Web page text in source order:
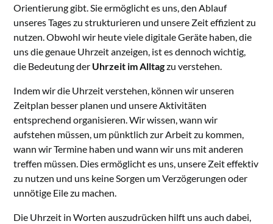
Orientierung gibt. Sie ermöglicht es uns, den Ablauf
unseres Tages zu strukturieren und unsere Zeit effizient zu
nutzen. Obwohl wir heute viele digitale Geräte haben, die
uns die genaue Uhrzeit anzeigen, ist es dennoch wichtig,
die Bedeutung der Uhrzeit im Alltagzu verstehen.
Indem wir die Uhrzeit verstehen, können wir unseren
Zeitplan besser planen und unsere Aktivitäten
entsprechend organisieren. Wir wissen, wann wir
aufstehen müssen, um pünktlich zur Arbeit zu kommen,
wann wir Termine haben und wann wir uns mit anderen
treffen müssen. Dies ermöglicht es uns, unsere Zeit effektiv
zu nutzen und uns keine Sorgen um Verzögerungen oder
unnötige Eile zu machen.
Die Uhrzeit in Worten auszudrücken hilft uns auch dabei,